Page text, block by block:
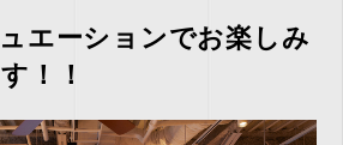
エーションでお楽しみ
！！